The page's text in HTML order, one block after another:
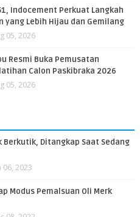
Indocement Perkuat Langkah
yang Lebih Hijau dan Gemilang
05, 2026
Resmi Buka Pemusatan
Calon Paskibraka 2026
05, 2026
Berkutik, Ditangkap Saat Sedang
06, 2023
Modus Pemalsuan Oli Merk